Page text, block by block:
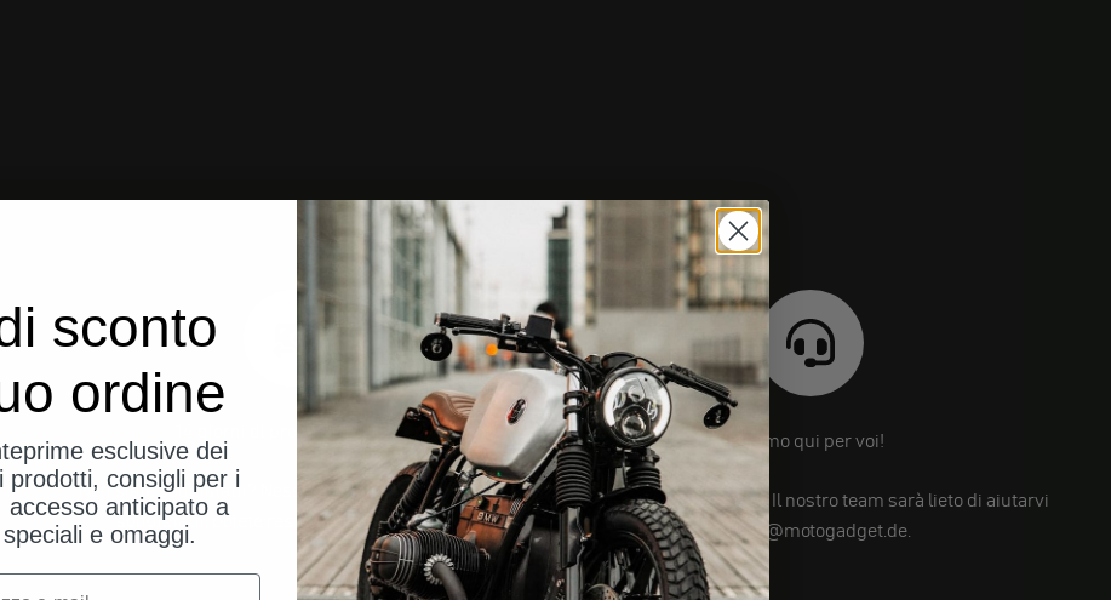
14 giorni di prova senza rischi
Non siete soddisfatti? Nessun problema! Se non siete
soddisfatti, potete restituirci il vostro ordine.
Siamo qui per voi!
Avete ancora domande? Il nostro team sarà lieto di aiutarvi
su info@motogadget.de.
sconto
ordine
esclusive dei
prodotti, consigli per i
accesso anticipato a
e omaggi.